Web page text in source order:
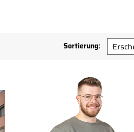
Sortierung: